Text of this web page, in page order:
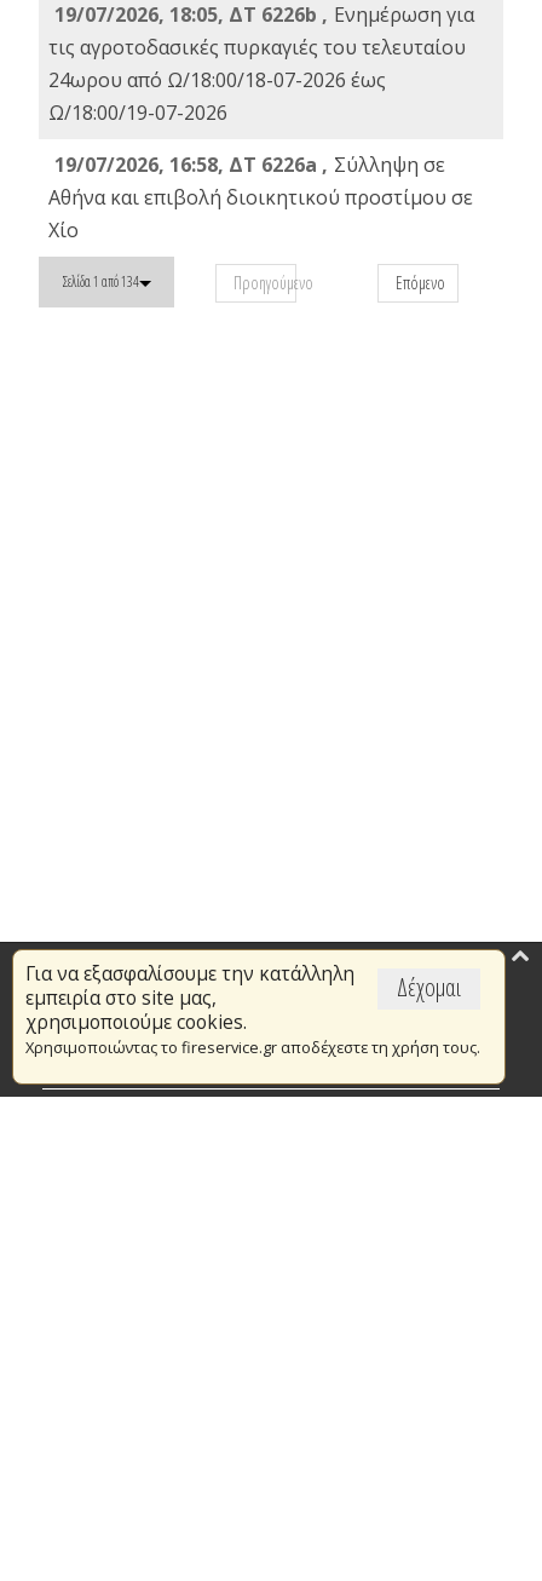
19/07/2026, 18:05, ΔΤ 6226b , Ενημέρωση για
τις αγροτοδασικές πυρκαγιές του τελευταίου
24ωρου από Ω/18:00/18-07-2026 έως
Ω/18:00/19-07-2026
19/07/2026, 16:58, ΔΤ 6226a , Σύλληψη σε
Αθήνα και επιβολή διοικητικού προστίμου σε
Χίο
Σελίδα 1 από 134 Προηγούμενο Επόμενο
Δέχομαι
Για να εξασφαλίσουμε την κατάλληλη
εμπειρία στο site μας,
χρησιμοποιούμε cookies.
Χρησιμοποιώντας το fireservice.gr αποδέχεστε τη χρήση τους.
Επικαιρότητα
Το Πυροσβεστικό Σώμα